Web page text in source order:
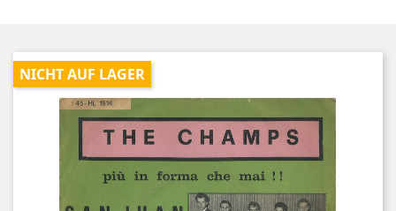
NICHT AUF LAGER